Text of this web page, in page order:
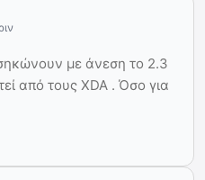
με άνεση το 2.3
από τους XDA . Όσο για